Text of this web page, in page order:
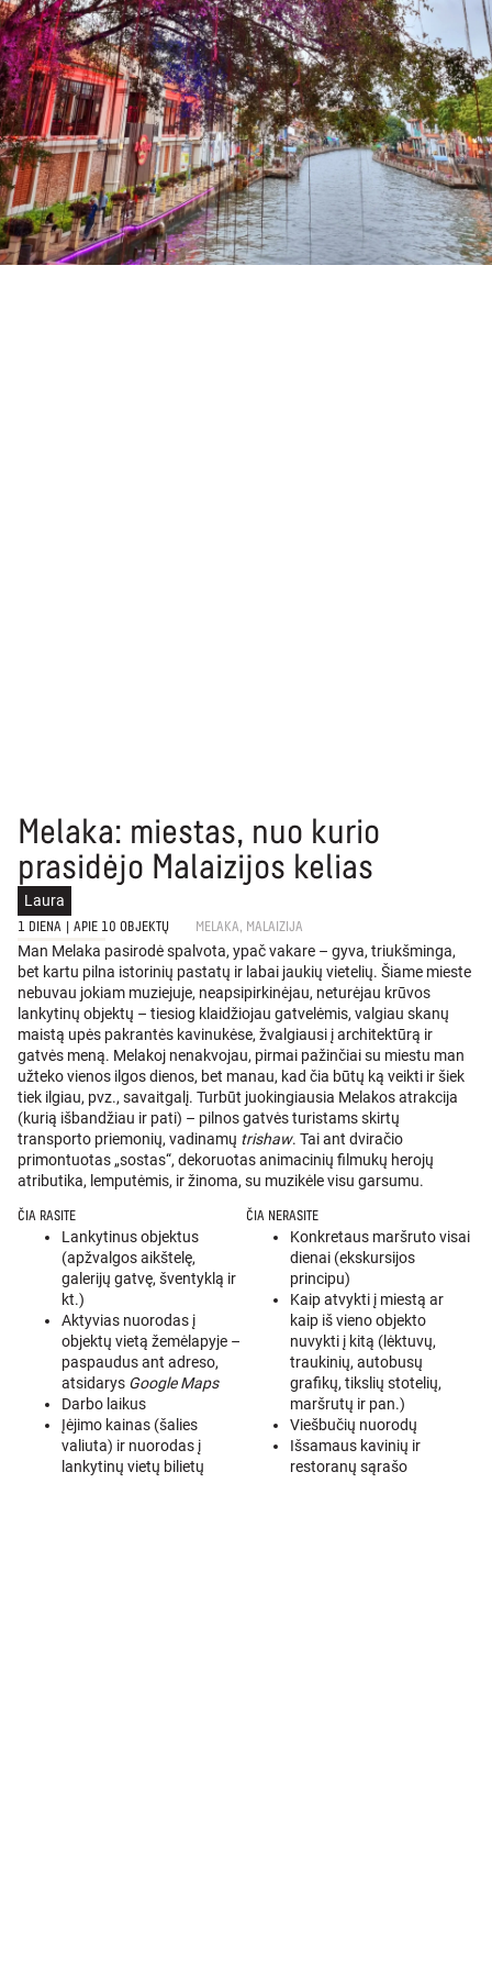
Melaka: miestas, nuo kurio
prasidėjo Malaizijos kelias
Laura
1 DIENA APIE 10 OBJEKTŲ MELAKA, MALAIZIJA
Man Melaka pasirodė spalvota, ypač vakare – gyva, triukšminga,
bet kartu pilna istorinių pastatų ir labai jaukių vietelių. Šiame mieste
nebuvau jokiam muziejuje, neapsipirkinėjau, neturėjau krūvos
lankytinų objektų – tiesiog klaidžiojau gatvelėmis, valgiau skanų
maistą upės pakrantės kavinukėse, žvalgiausi į architektūrą ir
gatvės meną. Melakoj nenakvojau, pirmai pažinčiai su miestu man
užteko vienos ilgos dienos, bet manau, kad čia būtų ką veikti ir šiek
tiek ilgiau, pvz., savaitgalį. Turbūt juokingiausia Melakos atrakcija
(kurią išbandžiau ir pati) – pilnos gatvės turistams skirtų
transporto priemonių, vadinamų trishaw. Tai ant dviračio
primontuotas „sostas“, dekoruotas animacinių filmukų herojų
atributika, lemputėmis, ir žinoma, su muzikėle visu garsumu.
ČIA RASITE
Lankytinus objektus
(apžvalgos aikštelę,
galerijų gatvę, šventyklą ir
kt.)
Aktyvias nuorodas į
objektų vietą žemėlapyje –
paspaudus ant adreso,
atsidarys Google Maps
Darbo laikus
Įėjimo kainas (šalies
valiuta) ir nuorodas į
lankytinų vietų bilietų
ČIA NERASITE
Konkretaus maršruto visai
dienai (ekskursijos
principu)
Kaip atvykti į miestą ar
kaip iš vieno objekto
nuvykti į kitą (lėktuvų,
traukinių, autobusų
grafikų, tikslių stotelių,
maršrutų ir pan.)
Viešbučių nuorodų
Išsamaus kavinių ir
restoranų sąrašo